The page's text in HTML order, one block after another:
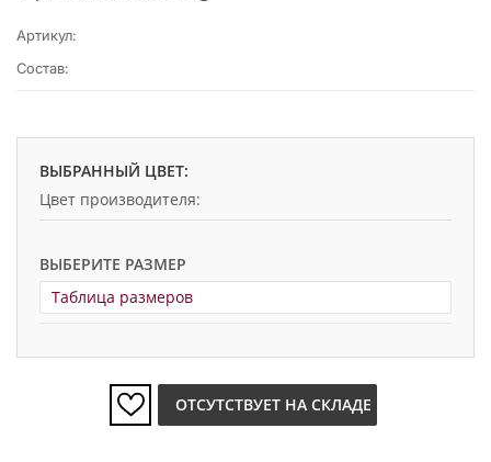
Артикул:
Состав:
ВЫБРАННЫЙ ЦВЕТ:
Цвет производителя:
ВЫБЕРИТЕ РАЗМЕР
Таблица размеров
ОТСУТСТВУЕТ НА СКЛАДЕ